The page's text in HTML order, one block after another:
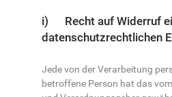
i) Recht auf Widerruf
datenschutzrechtlichen
Jede von der Verarbeitung
betroffene Person hat das